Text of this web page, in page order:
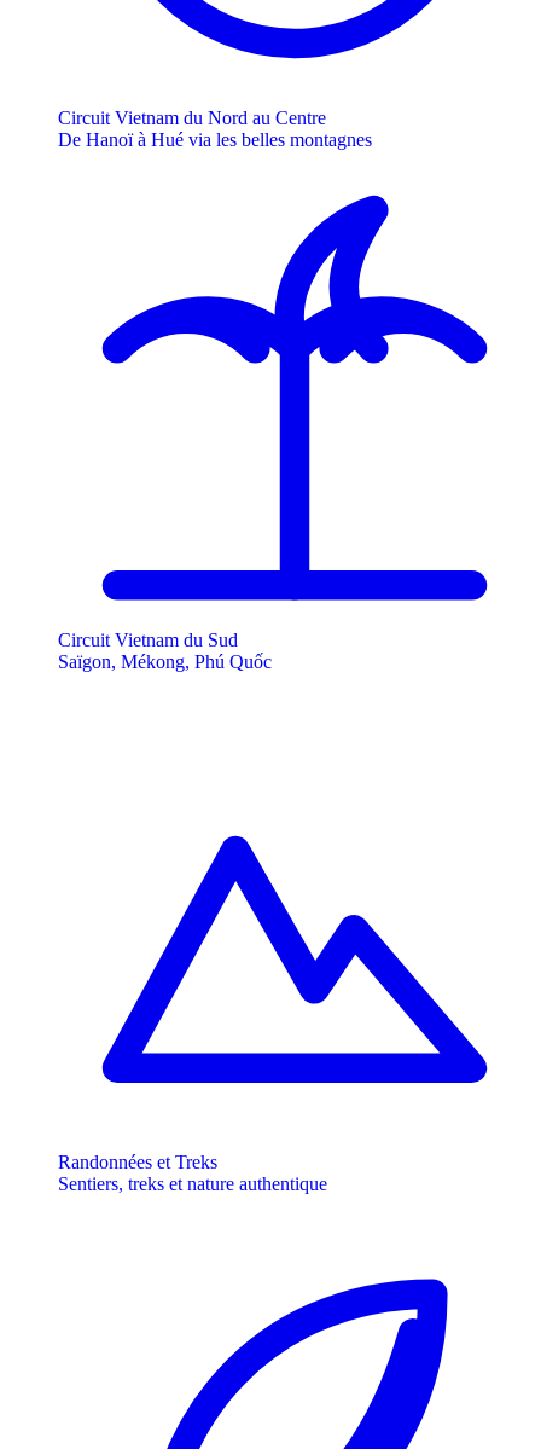
Circuit Vietnam du Nord au Centre
De Hanoï à Hué via les belles montagnes
Circuit Vietnam du Sud
Saïgon, Mékong, Phú Quốc
Randonnées et Treks
Sentiers, treks et nature authentique